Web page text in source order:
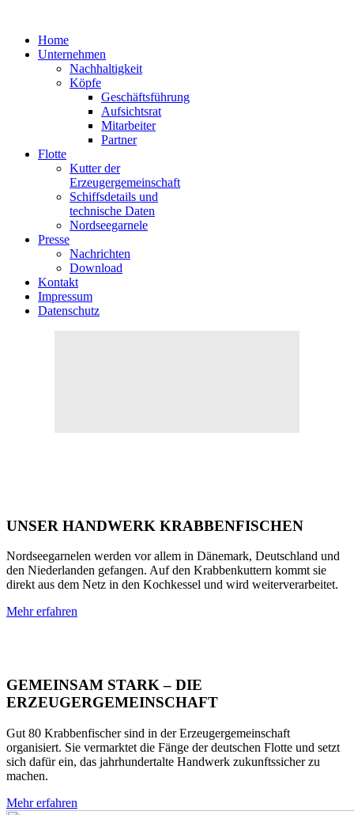
Home
Unternehmen
Nachhaltigkeit
Köpfe
Geschäftsführung
Aufsichtsrat
Mitarbeiter
Partner
Flotte
Kutter der
Erzeugergemeinschaft
Schiffsdetails und
technische Daten
Nordseegarnele
Presse
Nachrichten
Download
Kontakt
Impressum
Datenschutz
UNSER HANDWERK KRABBENFISCHEN
Nordseegarnelen werden vor allem in Dänemark, Deutschland und
den Niederlanden gefangen. Auf den Krabbenkuttern kommt sie
direkt aus dem Netz in den Kochkessel und wird weiterverarbeitet.
Mehr erfahren
GEMEINSAM STARK – DIE
ERZEUGERGEMEINSCHAFT
Gut 80 Krabbenfischer sind in der Erzeugergemeinschaft
organisiert. Sie vermarktet die Fänge der deutschen Flotte und setzt
sich dafür ein, das jahrhundertalte Handwerk zukunftssicher zu
machen.
Mehr erfahren